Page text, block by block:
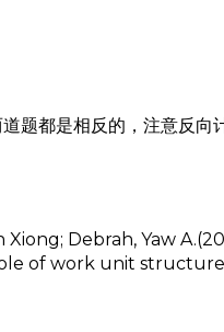
题都是相反的，注意反
Xiong; Debrah, Yaw
of work unit